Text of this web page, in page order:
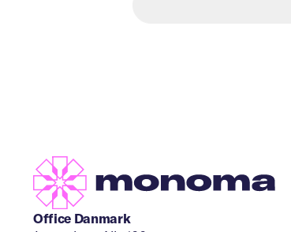
Office Danmark